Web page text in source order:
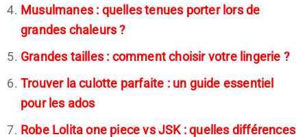
Musulmanes : quelles tenues porter lors de
grandes chaleurs ?
Grandes tailles : comment choisir votre lingerie ?
Trouver la culotte parfaite : un guide essentiel
pour les ados
Robe Lolita one piece vs JSK : quelles différences